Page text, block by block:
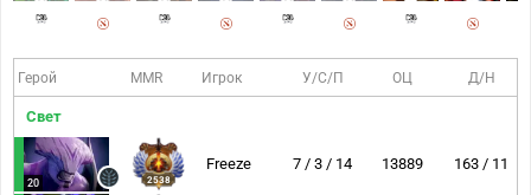
Герой MMR Игрок У/С/П ОЦ Д/Н
Свет
20 2538
Freeze 7 / 3 / 14 13889 163 / 11